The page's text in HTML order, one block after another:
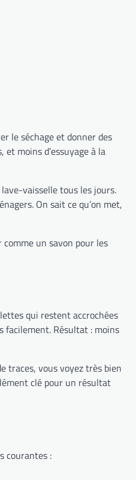
le séchage et donner des
moins d’essuyage à la
vaisselle tous les jours.
On sait ce qu’on met,
un savon pour les
qui restent accrochées
facilement. Résultat : moins
traces, vous voyez très bien
clé pour un résultat
courantes :